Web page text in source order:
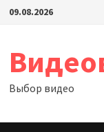
Перейти
09.08.2026
Выбор видео